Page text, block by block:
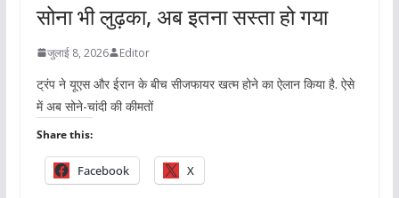
सोना भी लुढ़का, अब इतना सस्ता हो गया
जुलाई 8, 2026 Editor
ट्रंप ने यूएस और ईरान के बीच सीजफायर खत्म होने का ऐलान किया है. ऐसे
में अब सोने-चांदी की कीमतों
Share this:
Facebook X